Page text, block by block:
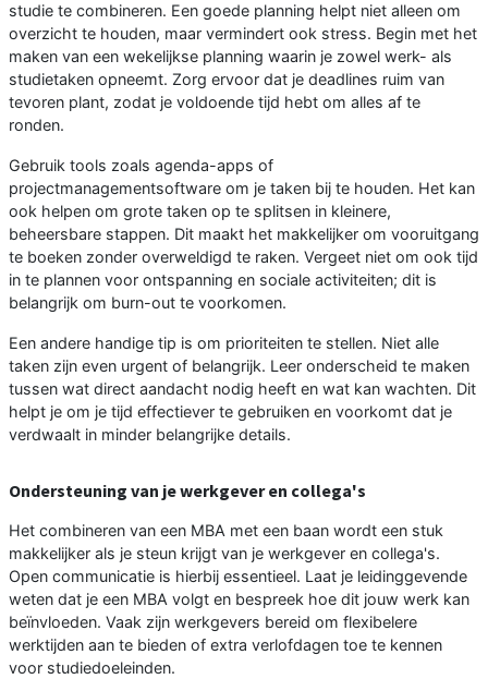
studie te combineren. Een goede planning helpt niet alleen om
overzicht te houden, maar vermindert ook stress. Begin met het
maken van een wekelijkse planning waarin je zowel werk- als
studietaken opneemt. Zorg ervoor dat je deadlines ruim van
tevoren plant, zodat je voldoende tijd hebt om alles af te
ronden.
Gebruik tools zoals agenda-apps of
projectmanagementsoftware om je taken bij te houden. Het kan
ook helpen om grote taken op te splitsen in kleinere,
beheersbare stappen. Dit maakt het makkelijker om vooruitgang
te boeken zonder overweldigd te raken. Vergeet niet om ook tijd
in te plannen voor ontspanning en sociale activiteiten; dit is
belangrijk om burn-out te voorkomen.
Een andere handige tip is om prioriteiten te stellen. Niet alle
taken zijn even urgent of belangrijk. Leer onderscheid te maken
tussen wat direct aandacht nodig heeft en wat kan wachten. Dit
helpt je om je tijd effectiever te gebruiken en voorkomt dat je
verdwaalt in minder belangrijke details.
Ondersteuning van je werkgever en collega's
Het combineren van een MBA met een baan wordt een stuk
makkelijker als je steun krijgt van je werkgever en collega's.
Open communicatie is hierbij essentieel. Laat je leidinggevende
weten dat je een MBA volgt en bespreek hoe dit jouw werk kan
beïnvloeden. Vaak zijn werkgevers bereid om flexibelere
werktijden aan te bieden of extra verlofdagen toe te kennen
voor studiedoeleinden.